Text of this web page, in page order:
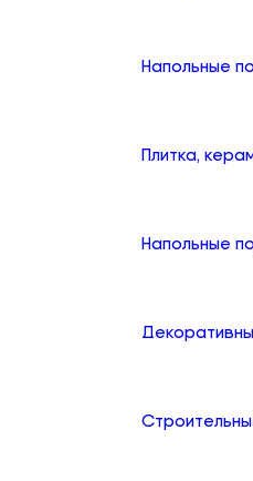
Напольные
Плитка,
Напольные